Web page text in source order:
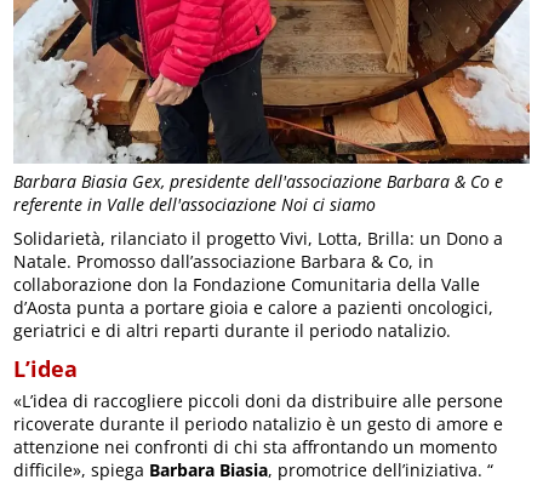
Barbara Biasia Gex, presidente dell'associazione Barbara & Co e
referente in Valle dell'associazione Noi ci siamo
Solidarietà, rilanciato il progetto Vivi, Lotta, Brilla: un Dono a
Natale. Promosso dall’associazione Barbara & Co, in
collaborazione don la Fondazione Comunitaria della Valle
d’Aosta punta a portare gioia e calore a pazienti oncologici,
geriatrici e di altri reparti durante il periodo natalizio.
L’idea
«L’idea di raccogliere piccoli doni da distribuire alle persone
ricoverate durante il periodo natalizio è un gesto di amore e
attenzione nei confronti di chi sta affrontando un momento
difficile», spiega Barbara Biasia, promotrice dell’iniziativa. “